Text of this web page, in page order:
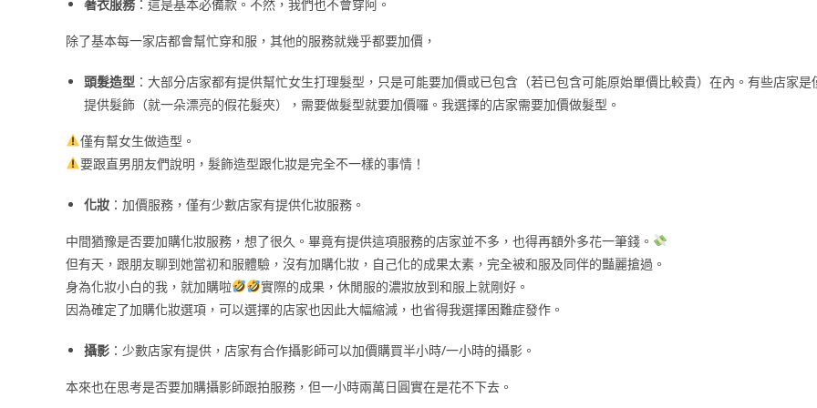
著衣服務 ：這是基本必備款。不然，我們也不會穿阿。
除了基本每一家店都會幫忙穿和服，其他的服務就幾乎都要加價，
頭髮造型 ：大部分店家都有提供幫忙女生打理髮型，只是可能要加價或已包含（若已包含可能原始單價比較貴）在內。有些店家是
提供髮飾（就一朵漂亮的假花髮夾），需要做髮型就要加價囉。我選擇的店家需要加價做髮型。
僅有幫女生做造型。
要跟直男朋友們說明，髮飾造型跟化妝是完全不一樣的事情！
化妝 ：加價服務，僅有少數店家有提供化妝服務。
中間猶豫是否要加購化妝服務，想了很久。畢竟有提供這項服務的店家並不多，也得再額外多花一筆錢。
但有天，跟朋友聊到她當初和服體驗，沒有加購化妝，自己化的成果太素，完全被和服及同伴的豔麗搶過。
身為化妝小白的我，就加購啦
實際的成果，休閒服的濃妝放到和服上就剛好。
因為確定了加購化妝選項，可以選擇的店家也因此大幅縮減，也省得我選擇困難症發作。
攝影 ：少數店家有提供，店家有合作攝影師可以加價購買半小時/一小時的攝影。
本來也在思考是否要加購攝影師跟拍服務，但一小時兩萬日圓實在是花不下去。